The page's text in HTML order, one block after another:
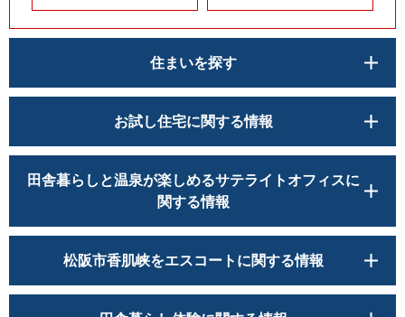
住まいを探す
お試し住宅に関する情報
田舎暮らしと温泉が楽しめるサテライトオフィスに
関する情報
松阪市香肌峡をエスコートに関する情報